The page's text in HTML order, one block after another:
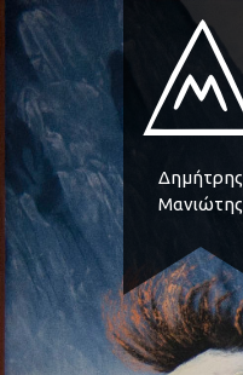
Δημήτρης
Μανιώτης